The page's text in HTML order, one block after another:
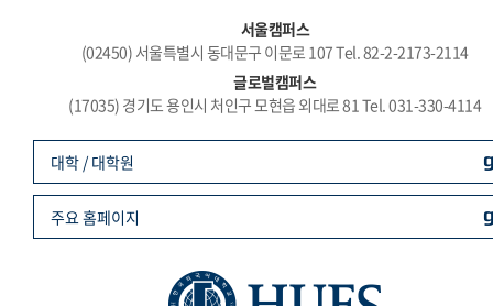
서울캠퍼스
(02450) 서울특별시 동대문구 이문로 107 Tel. 82-2-2173-2114
글로벌캠퍼스
(17035) 경기도 용인시 처인구 모현읍 외대로 81 Tel. 031-330-4114
대학 / 대학원
주요 홈페이지